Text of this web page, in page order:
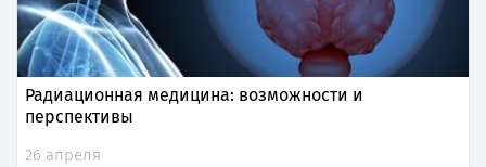
Радиационная медицина: возможности и
перспективы
26 апреля